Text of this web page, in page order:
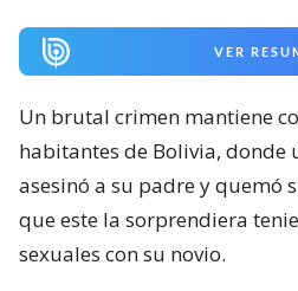
VER
Un brutal crimen mantiene
habitantes de Bolivia, donde
asesinó a su padre y quemó
que este la sorprendiera
sexuales con su novio.